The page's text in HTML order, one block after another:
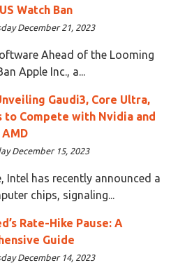
Watch Ban
December 21, 2023
Ahead of the Looming
Apple Inc., a...
Gaudi3, Core Ultra,
to Compete with Nvidia and
AMD
December 15, 2023
Intel has recently announced a
chips, signaling...
Rate-Hike Pause: A
Guide
December 14, 2023